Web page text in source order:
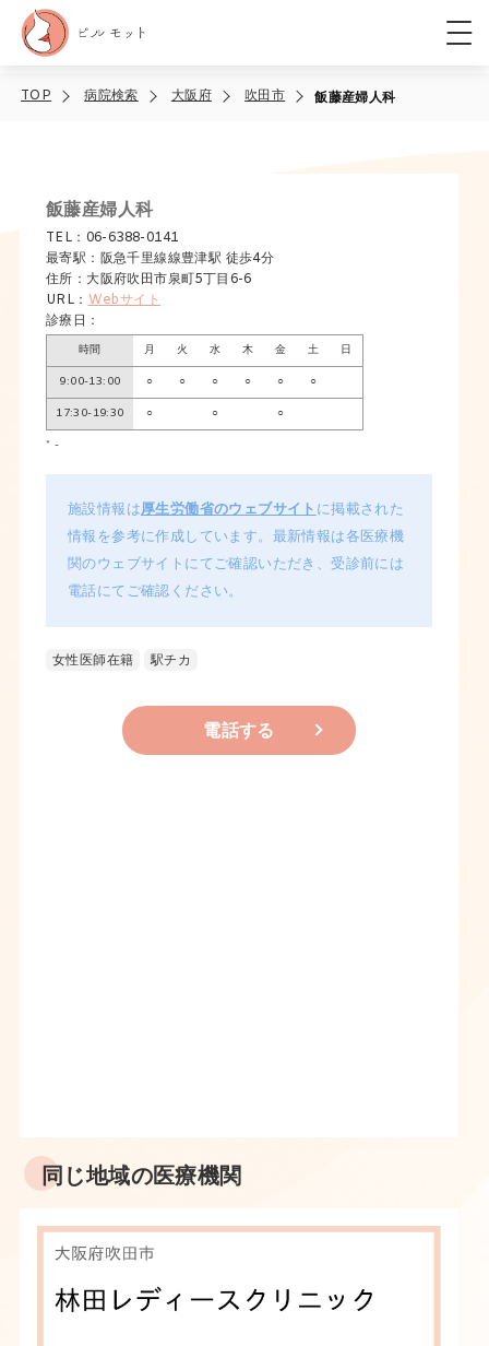
TOP 病院検索 大阪府 吹田市 飯藤産婦人科
飯藤産婦人科
TEL：06-6388-0141
最寄駅：阪急千里線線豊津駅 徒歩4分
住所：大阪府吹田市泉町5丁目6-6
URL： Webサイト
診療日：
時間 月 火 水 木 金 土 日
9:00-13:00 ○ ○ ○ ○ ○ ○
17:30-19:30 ○ ○ ○
* -
施設情報は厚生労働省のウェブサイト に掲載された
情報を参考に作成しています。最新情報は各医療機
関のウェブサイトにてご確認いただき、受診前には
電話にてご確認ください。
女性医師在籍 駅チカ
電話する
同じ地域の医療機関